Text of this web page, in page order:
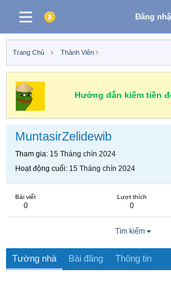
Đăng
Trang Chủ Thành Viên
Hướng dẫn kiếm tiền
MuntasirZelidewib
Tham gia 15 Tháng chín 2024
Hoạt động cuối 15 Tháng chín 2024
Bài viết
0
Lượt thích
0
Tìm kiếm
Tường nhà Bài đăng Thông tin